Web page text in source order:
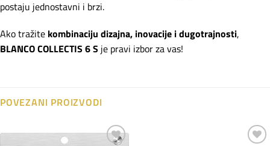
postaju jednostavni i brzi.
Ako tražite kombinaciju dizajna, inovacije i dugotrajnosti,
BLANCO COLLECTIS 6 S je pravi izbor za vas!
POVEZANI PROIZVODI